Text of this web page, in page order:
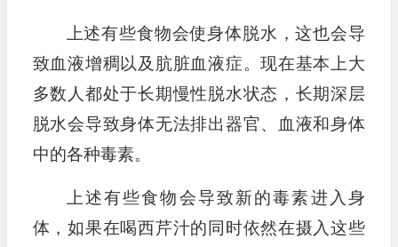
上述有些食物会使身体脱水，这也会导
致血液增稠以及肮脏血液症。现在基本上大
多数人都处于长期慢性脱水状态，长期深层
脱水会导致身体无法排出器官、血液和身体
中的各种毒素。
上述有些食物会导致新的毒素进入身
体，如果在喝西芹汁的同时依然在摄入这些